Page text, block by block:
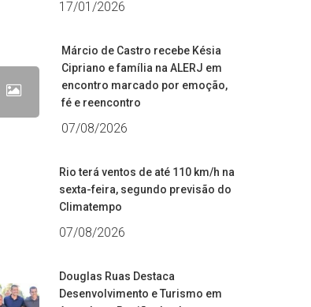
17/01/2026
Márcio de Castro recebe Késia
Cipriano e família na ALERJ em
encontro marcado por emoção,
fé e reencontro
07/08/2026
Rio terá ventos de até 110 km/h na
sexta-feira, segundo previsão do
Climatempo
07/08/2026
Douglas Ruas Destaca
Desenvolvimento e Turismo em